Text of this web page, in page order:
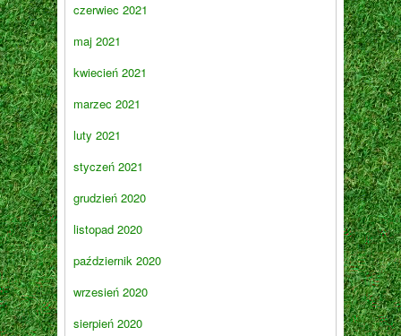
czerwiec 2021
maj 2021
kwiecień 2021
marzec 2021
luty 2021
styczeń 2021
grudzień 2020
listopad 2020
październik 2020
wrzesień 2020
sierpień 2020